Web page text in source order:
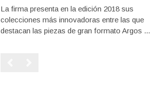
La firma presenta en la edición 2018 sus
colecciones más innovadoras entre las que
destacan las piezas de gran formato Argos ...